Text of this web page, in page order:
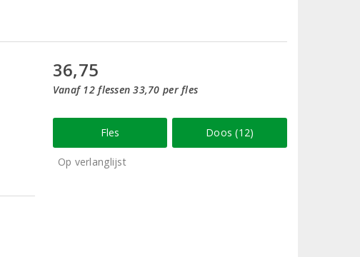
36,75
Vanaf 12 flessen 33,70 per fles
Fles Doos (12)
Op verlanglijst